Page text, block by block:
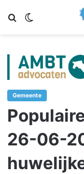
Zoeken
Gemeente
26-06-